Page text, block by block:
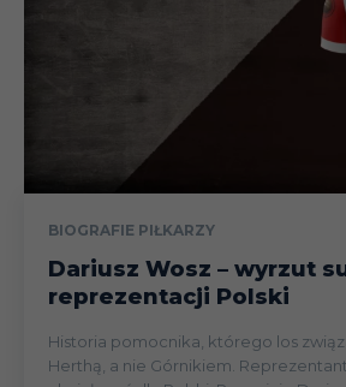
BIOGRAFIE PIŁKARZY
Dariusz Wosz – wyrzut
reprezentacji Polski
Historia pomocnika, którego los
Herthą, a nie Górnikiem.